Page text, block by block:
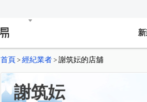
首頁 > 經紀業者 > 謝筑妘的店舖
謝筑妘